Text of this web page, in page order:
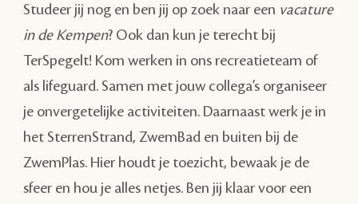
Studeer jij nog en ben jij op zoek naar een vacature
in de Kempen? Ook dan kun je terecht bij
TerSpegelt! Kom werken in ons recreatieteam of
als lifeguard. Samen met jouw collega’s organiseer
je onvergetelijke activiteiten. Daarnaast werk je in
het SterrenStrand, ZwemBad en buiten bij de
ZwemPlas. Hier houdt je toezicht, bewaak je de
sfeer en hou je alles netjes. Ben jij klaar voor een